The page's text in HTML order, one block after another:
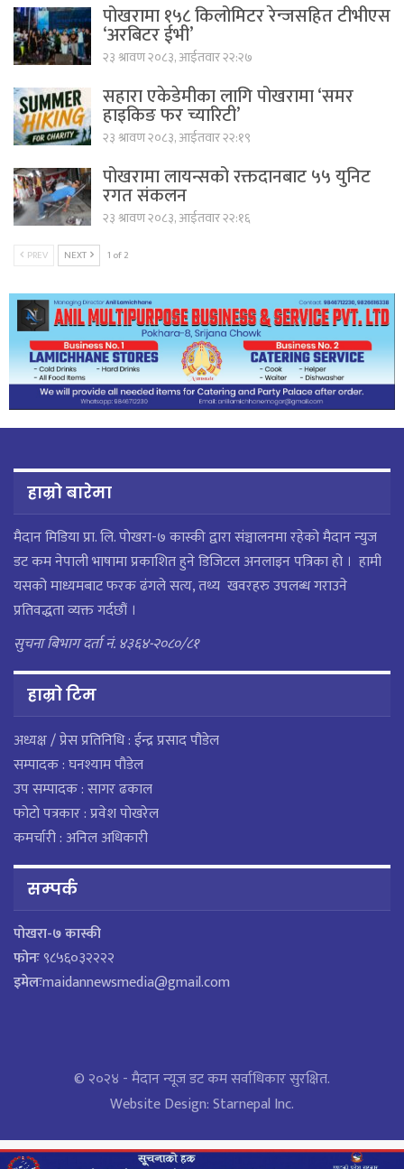
पोखरामा १५८ किलोमिटर रेन्जसहित टीभीएस
‘अरबिटर ईभी’
२३ श्रावण २०८३, आईतवार २२:२७
सहारा एकेडेमीका लागि पोखरामा ‘समर
हाइकिङ फर च्यारिटी’
२३ श्रावण २०८३, आईतवार २२:१९
पोखरामा लायन्सको रक्तदानबाट ५५ युनिट
रगत संकलन
२३ श्रावण २०८३, आईतवार २२:१६
PREV NEXT 1 of 2
हाम्रो बारेमा
मैदान मिडिया प्रा. लि. पाेखरा-७ कास्की द्वारा संञ्चालनमा रहेको मैदान न्युज
डट कम नेपाली भाषामा प्रकाशित हुने डिजिटल अनलाइन पत्रिका हो । हामी
यसको माध्यमबाट फरक ढंगले सत्य, तथ्य खवरहरु उपलब्ध गराउने
प्रतिवद्धता व्यक्त गर्दछौं ।
सुचना बिभाग दर्ता नं. ४३६४-२०८०/८१
हाम्राे टिम
अध्यक्ष / प्रेस प्रतिनिधि : ईन्द्र प्रसाद पौडेल
सम्पादक : घनश्याम पौडेल
उप सम्पादक : सागर ढकाल
फोटो पत्रकार : प्रवेश पोखरेल
कमर्चारी : अनिल अधिकारी
सम्पर्क
पाेखरा-७ कास्की
फोनः९८५६०३२२२२
इमेलःmaidannewsmedia@gmail.com
© २०२४ - मैदान न्यूज डट कम सर्वाधिकार सुरक्षित.
Website Design:Starnepal Inc.